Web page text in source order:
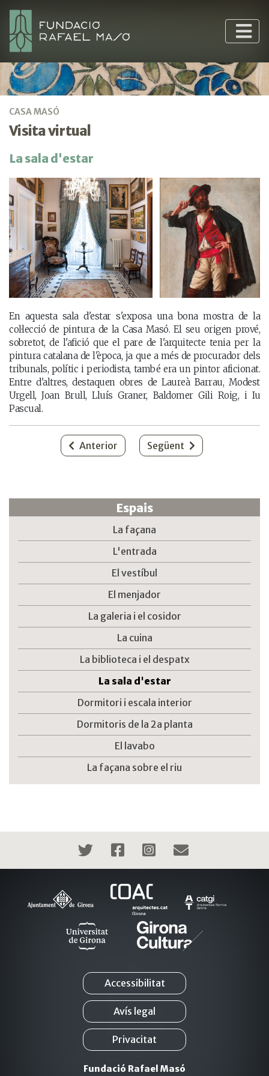
CASA MASÓ
Visita virtual
La sala d'estar
En aquesta sala d'estar s'exposa una bona mostra de la
col·lecció de pintura de la Casa Masó. El seu origen prové,
sobretot, de l'afició que el pare de l'arquitecte tenia per la
pintura catalana de l'època, ja que a més de procurador dels
tribunals, polític i periodista, també era un pintor aficionat.
Entre d'altres, destaquen obres de Laureà Barrau, Modest
Urgell, Joan Brull, Lluís Graner, Baldomer Gili Roig, i Iu
Pascual.
Anterior Següent
Espais
La façana
L'entrada
El vestíbul
El menjador
La galeria i el cosidor
La cuina
La biblioteca i el despatx
La sala d'estar
Dormitori i escala interior
Dormitoris de la 2a planta
El lavabo
La façana sobre el riu
Accessibilitat
Avís legal
Privacitat
Fundació Rafael Masó